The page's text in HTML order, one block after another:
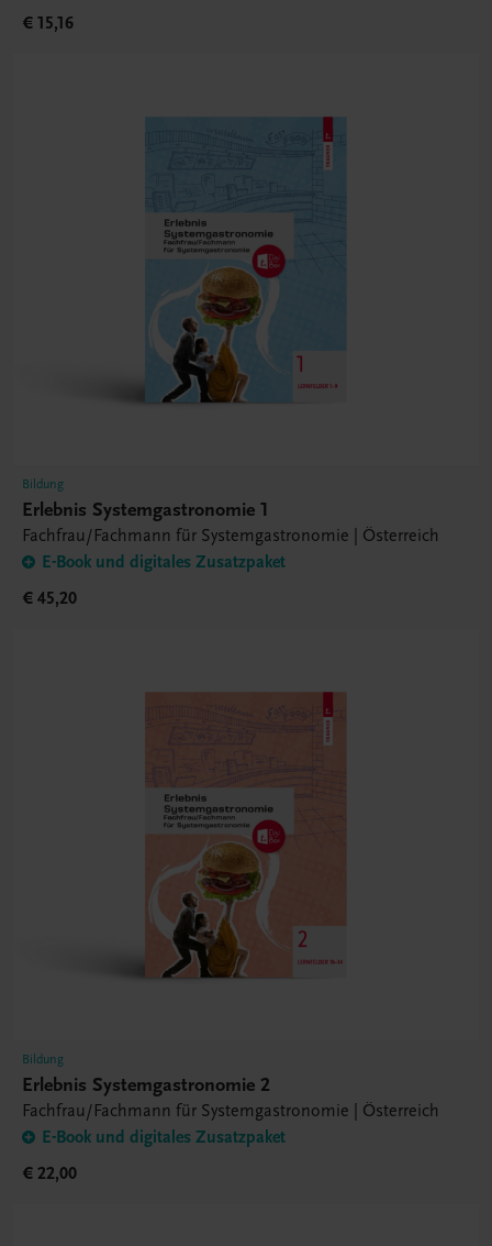
€ 15,16
Bildung
Erlebnis Systemgastronomie 1
Fachfrau/Fachmann für Systemgastronomie | Österreich
E-Book und digitales Zusatzpaket
€ 45,20
Bildung
Erlebnis Systemgastronomie 2
Fachfrau/Fachmann für Systemgastronomie | Österreich
E-Book und digitales Zusatzpaket
€ 22,00